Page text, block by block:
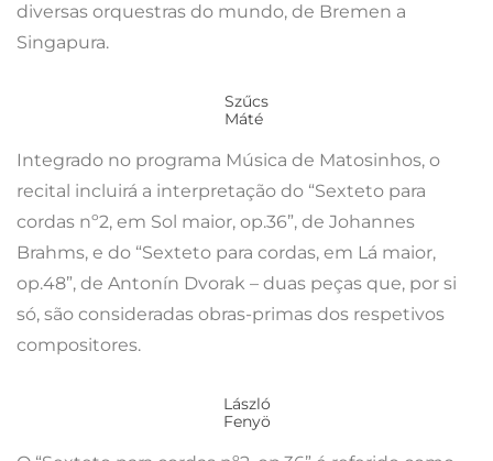
diversas orquestras do mundo, de Bremen a
Singapura.
Szűcs
Máté
Integrado no programa Música de Matosinhos, o
recital incluirá a interpretação do “Sexteto para
cordas nº2, em Sol maior, op.36”, de Johannes
Brahms, e do “Sexteto para cordas, em Lá maior,
op.48”, de Antonín Dvorak – duas peças que, por si
só, são consideradas obras-primas dos respetivos
compositores.
László
Fenyö